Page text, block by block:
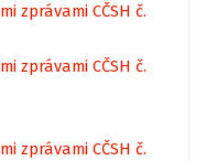
zprávami CČSH č.
zprávami CČSH č.
zprávami CČSH č.